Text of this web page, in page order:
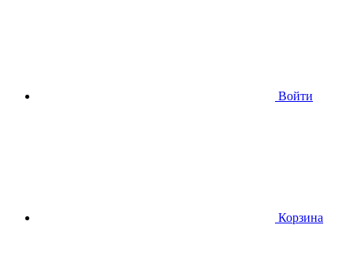
Войти
Корзина